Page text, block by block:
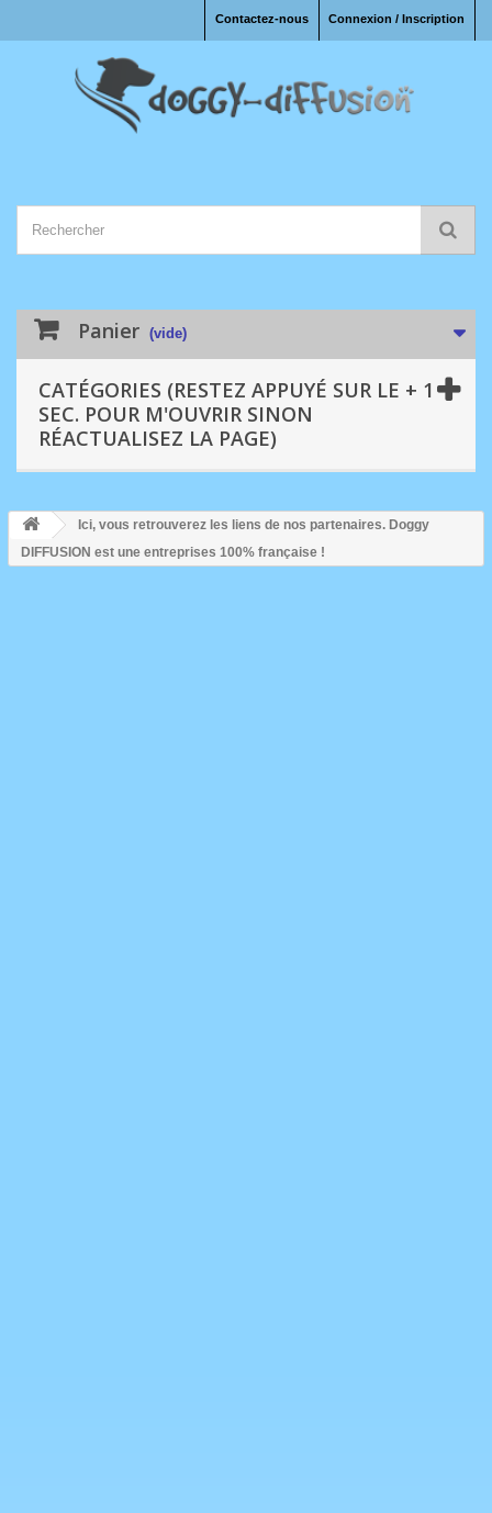
Connexion / Inscription
Contactez-nous
Panier (vide)
CATÉGORIES (RESTEZ APPUYÉ SUR LE + 1
SEC. POUR M'OUVRIR SINON
RÉACTUALISEZ LA PAGE)
Ici, vous retrouverez les liens de nos partenaires. Doggy
DIFFUSION est une entreprises 100% française !